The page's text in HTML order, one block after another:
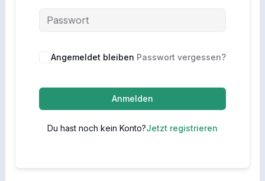
Angemeldet bleiben Passwort vergessen?
Anmelden
Du hast noch kein Konto?Jetzt registrieren